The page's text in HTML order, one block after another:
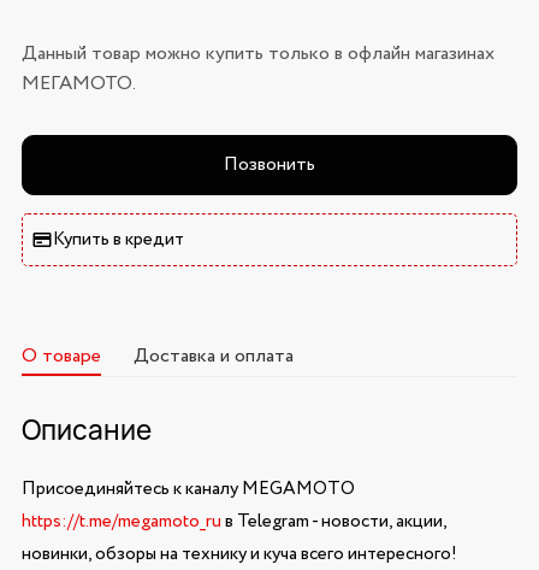
Данный товар можно купить только в офлайн магазинах
МЕГАМОТО.
Позвонить
Купить в кредит
О товаре Доставка и оплата
Описание
Присоединяйтесь к каналу MEGAMOTO
https://t.me/megamoto_ruв Telegram - новости, акции,
новинки, обзоры на технику и куча всего интересного!